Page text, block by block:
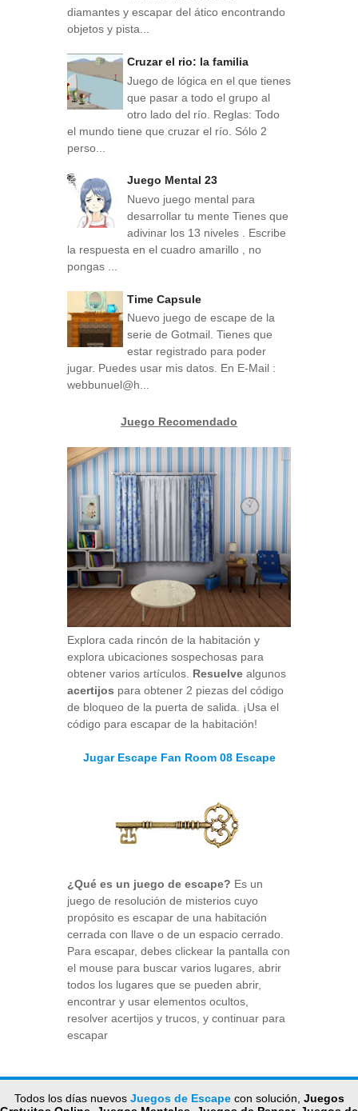
diamantes y escapar del ático encontrando
objetos y pista...
Cruzar el rio: la familia
Juego de lógica en el que tienes
que pasar a todo el grupo al
otro lado del río. Reglas: Todo
el mundo tiene que cruzar el río. Sólo 2
perso...
Juego Mental 23
Nuevo juego mental para
desarrollar tu mente Tienes que
adivinar los 13 niveles . Escribe
la respuesta en el cuadro amarillo , no
pongas ...
Time Capsule
Nuevo juego de escape de la
serie de Gotmail. Tienes que
estar registrado para poder
jugar. Puedes usar mis datos. En E-Mail :
webbunuel@h...
Juego Recomendado
Explora cada rincón de la habitación y
explora ubicaciones sospechosas para
obtener varios artículos. Resuelve algunos
acertijos para obtener 2 piezas del código
de bloqueo de la puerta de salida. ¡Usa el
código para escapar de la habitación!
Jugar Escape Fan Room 08 Escape
¿Qué es un juego de escape? Es un
juego de resolución de misterios cuyo
propósito es escapar de una habitación
cerrada con llave o de un espacio cerrado.
Para escapar, debes clickear la pantalla con
el mouse para buscar varios lugares, abrir
todos los lugares que se pueden abrir,
encontrar y usar elementos ocultos,
resolver acertijos y trucos, y continuar para
escapar
Todos los días nuevos Juegos de Escapecon solución, Juegos